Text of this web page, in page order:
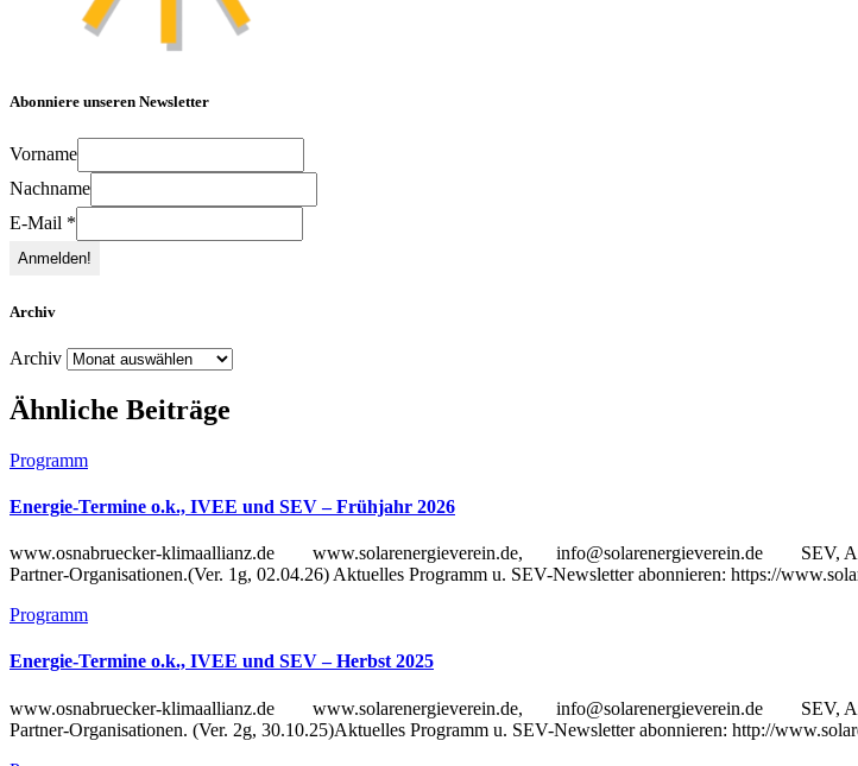
Abonniere unseren Newsletter
Vorname
Nachname
E-Mail *
Archiv
Archiv
Ähnliche Beiträge
Programm
Energie-Termine o.k., IVEE und SEV – Frühjahr 2026
www.osnabruecker-klimaallianz.de www.solarenergieverein.de, info@solarenergieverein.de SEV, Am
Partner-Organisationen.(Ver. 1g, 02.04.26) Aktuelles Programm u. SEV-Newsletter abonnieren: https://
Programm
Energie-Termine o.k., IVEE und SEV – Herbst 2025
www.osnabruecker-klimaallianz.de www.solarenergieverein.de, info@solarenergieverein.de SEV, Am
Partner-Organisationen. (Ver. 2g, 30.10.25)Aktuelles Programm u. SEV-Newsletter abonnieren: http://